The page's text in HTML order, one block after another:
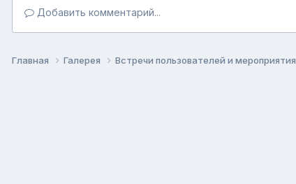
Добавить комментарий...
Главная Галерея Встречи пользователей и мероприятия